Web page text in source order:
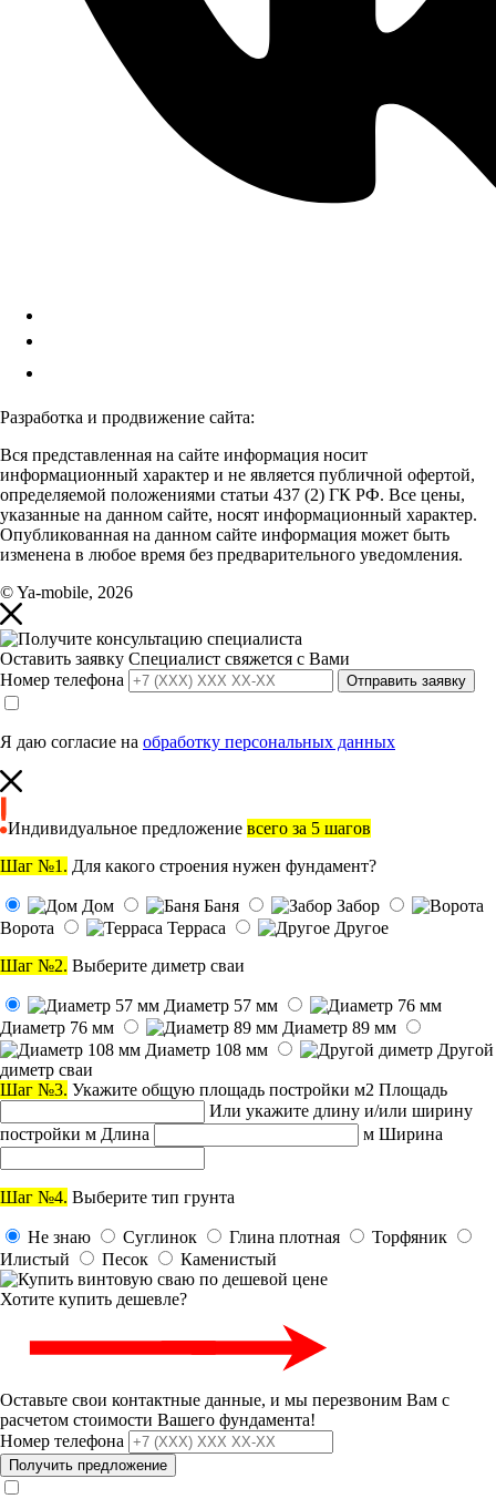
Разработка и продвижение сайта:
Вся представленная на сайте информация носит
информационный характер и не является публичной офертой,
определяемой положениями статьи 437 (2) ГК РФ. Все цены,
указанные на данном сайте, носят информационный характер.
Опубликованная на данном сайте информация может быть
изменена в любое время без предварительного уведомления.
© Ya-mobile, 2026
Оставить заявку Специалист свяжется с Вами
Номер телефона
Отправить заявку
Я даю согласие на обработку персональных данных
Индивидуальное предложение всего за 5 шагов
Шаг №1. Для какого строения нужен фундамент?
Дом Баня
Забор
Ворота
Терраса
Другое
Шаг №2. Выберите диметр сваи
Диаметр 57 мм
Диаметр 76 мм
Диаметр 89 мм
Диаметр 108 мм
Другой
диметр сваи
Шаг №3. Укажите общую площадь постройки м2 Площадь
Или укажите длину и/или ширину
постройки м Длина м Ширина
Шаг №4. Выберите тип грунта
Не знаю Суглинок Глина плотная
Торфяник
Илистый
Песок Каменистый
Хотите купить дешевле?
Оставьте свои контактные данные, и мы перезвоним Вам с
расчетом стоимости Вашего фундамента!
Номер телефона
Получить предложение